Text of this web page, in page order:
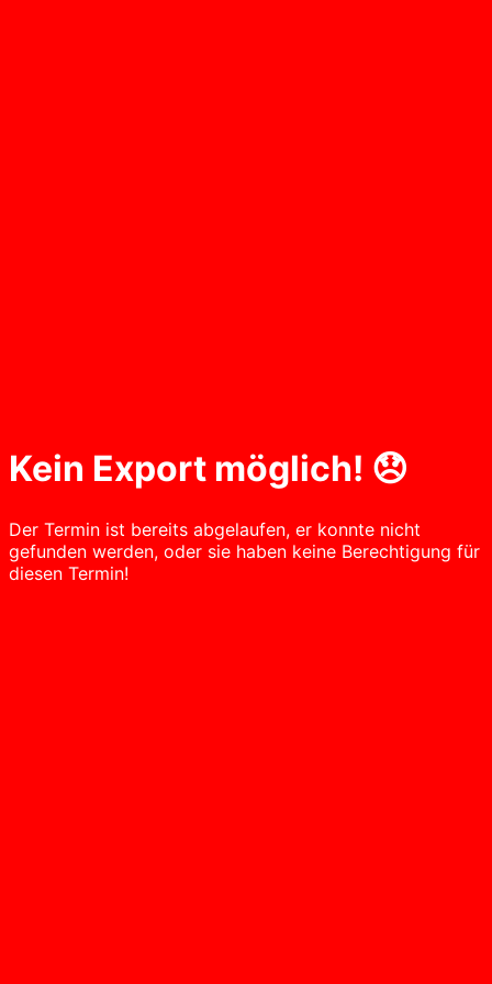
Kein Export möglich! 😞
Der Termin ist bereits abgelaufen, er konnte nicht
gefunden werden, oder sie haben keine Berechtigung für
diesen Termin!